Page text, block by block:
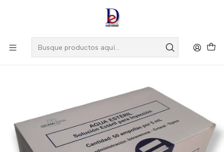
, Si eres nuevo regístrate